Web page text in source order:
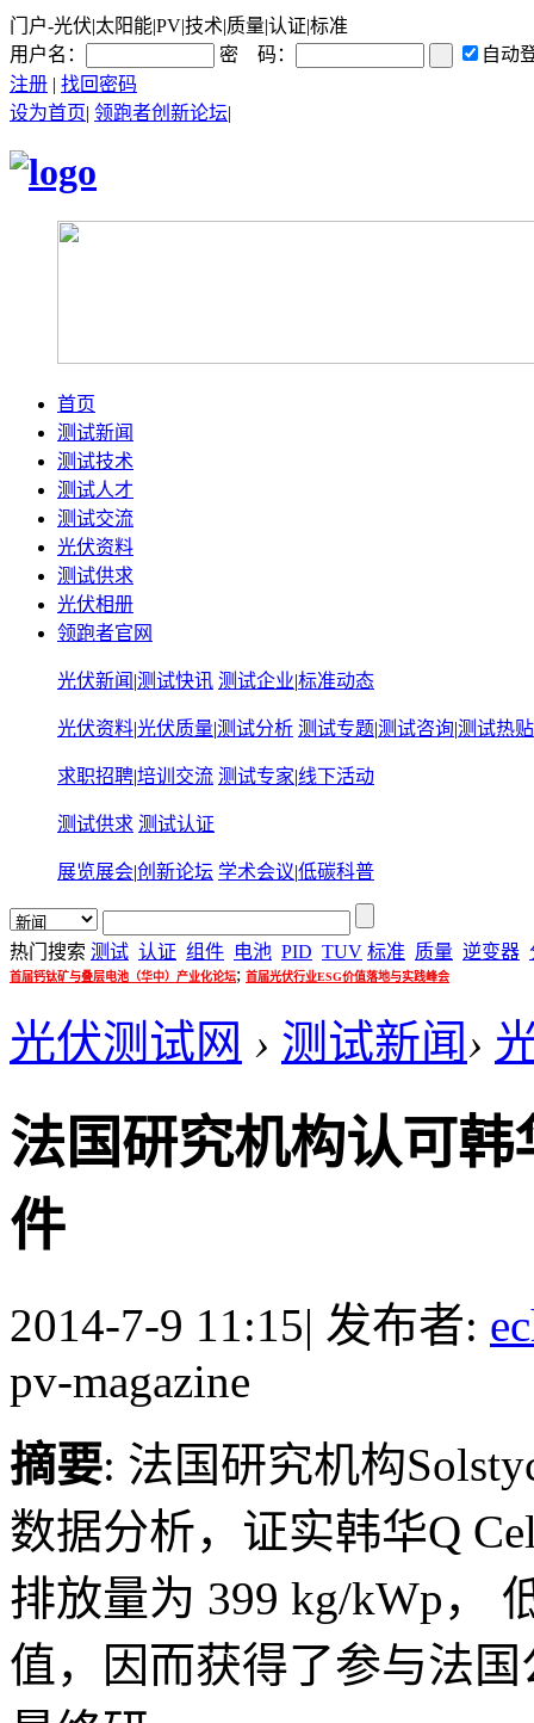
门户-光伏|太阳能|PV|技术|质量|认证|标准
用户名：
密 码：
自动
注册 | 找回密码
设为首页| 领跑者创新论坛|
首页
测试新闻
测试技术
测试人才
测试交流
光伏资料
测试供求
光伏相册
领跑者官网
光伏新闻 |测试快讯 测试企业|标准动态
光伏资料|光伏质量|测试分析 测试专题|测试咨询|测试热贴
求职招聘|培训交流 测试专家|线下活动
测试供求 测试认证
展览展会|创新论坛 学术会议|低碳科普
热门搜索 测试 认证 组件 电池 PID TUV 标准 质量 逆变器
首届钙钛矿与叠层电池（华中）产业化论坛; 首届光伏行业ESG价值落地与实践峰会
光伏测试网 › 测试新闻›
法国研究机构认可
件
2014-7-9 11:15| 发布者:
pv-magazine
摘要: 法国研究机构
数据分析，证实韩华Q
排放量为 399 kg/kWp，
值，因而获得了参与法